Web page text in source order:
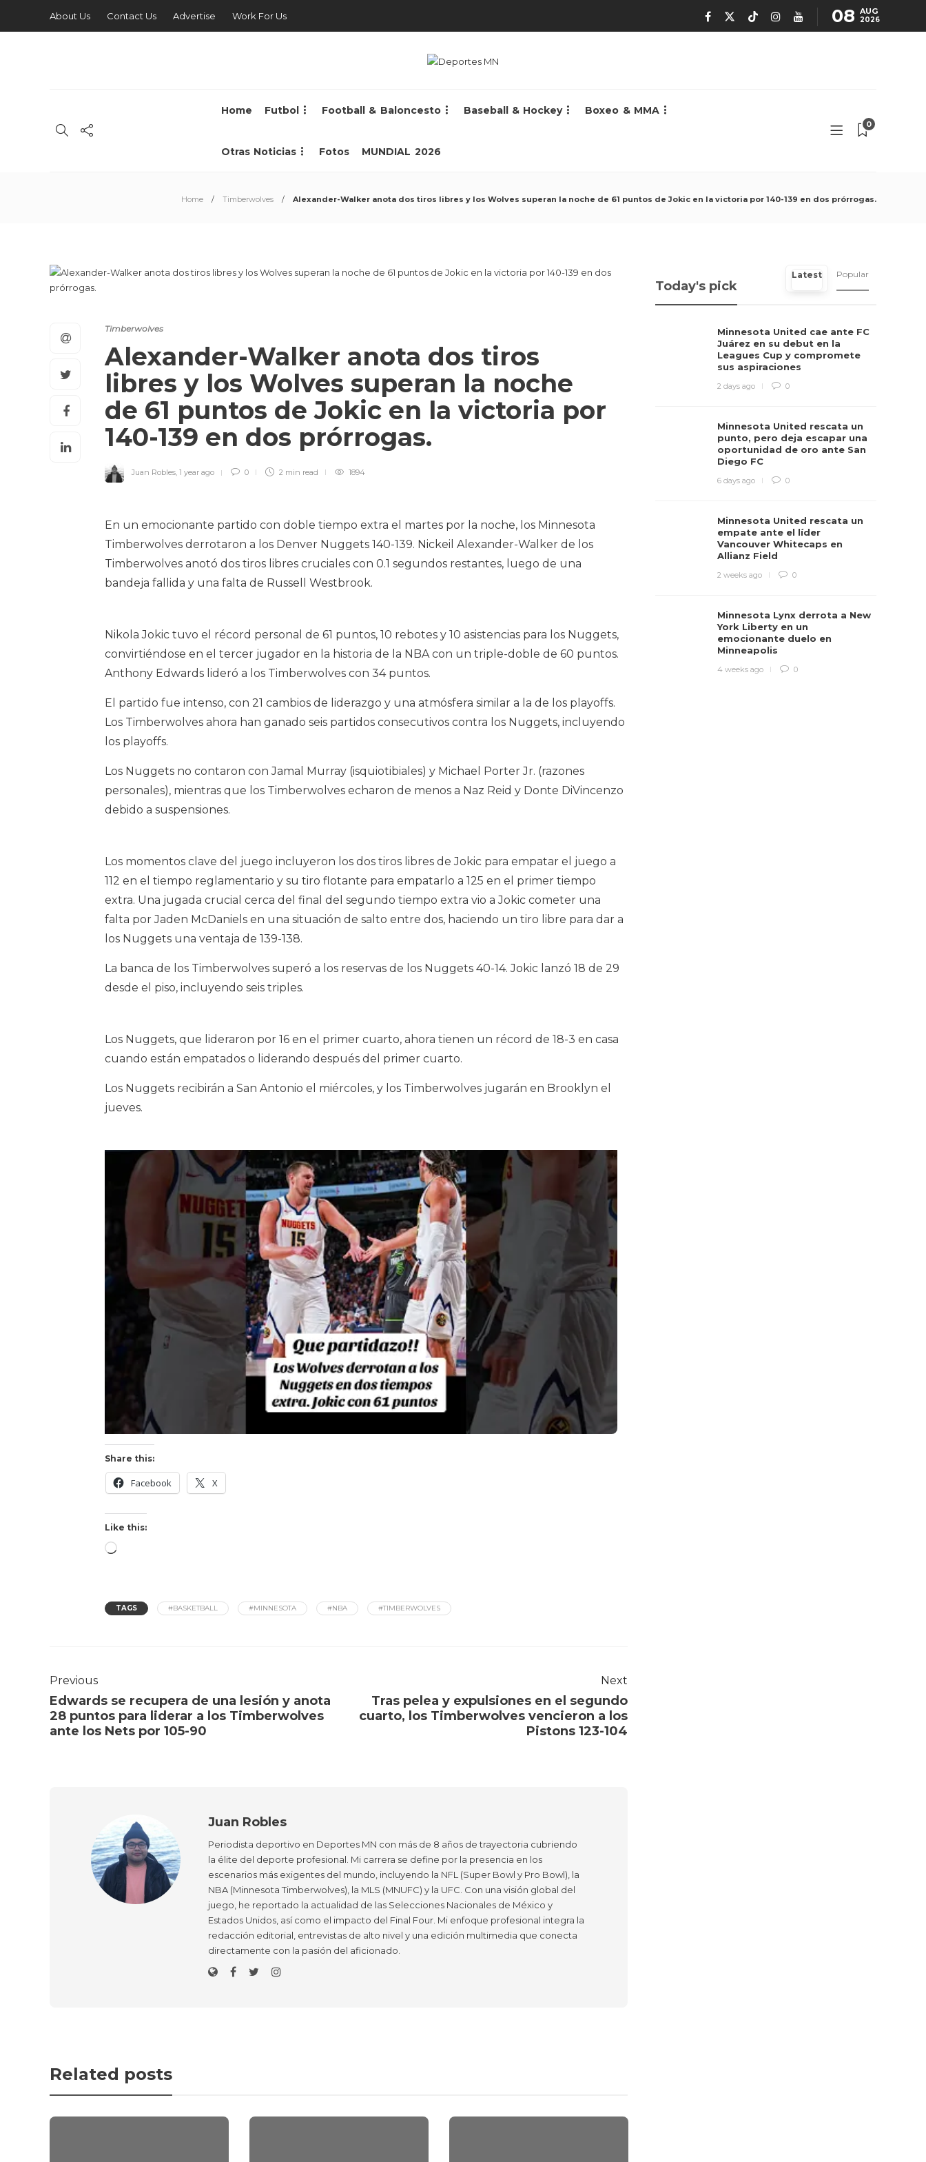
About Us Contact Us Advertise Work For Us 08 AUG
2026
Home Futbol Football & Baloncesto Baseball & Hockey Boxeo & MMA
Otras Noticias Fotos MUNDIAL 2026
0
Home Timberwolves Alexander-Walker anota dos tiros libres y los Wolves superan la noche de 61 puntos de Jokic en la victoria por 140-139 en dos prórrogas.
Timberwolves
Alexander-Walker anota dos tiros
libres y los Wolves superan la noche
de 61 puntos de Jokic en la victoria por
140-139 en dos prórrogas.
Juan Robles, 1 year ago 0 2 min read 1894
En un emocionante partido con doble tiempo extra el martes por la noche, los Minnesota
Timberwolves derrotaron a los Denver Nuggets 140-139. Nickeil Alexander-Walker de los
Timberwolves anotó dos tiros libres cruciales con 0.1 segundos restantes, luego de una
bandeja fallida y una falta de Russell Westbrook.
Nikola Jokic tuvo el récord personal de 61 puntos, 10 rebotes y 10 asistencias para los Nuggets,
convirtiéndose en el tercer jugador en la historia de la NBA con un triple-doble de 60 puntos.
Anthony Edwards lideró a los Timberwolves con 34 puntos.
El partido fue intenso, con 21 cambios de liderazgo y una atmósfera similar a la de los playoffs.
Los Timberwolves ahora han ganado seis partidos consecutivos contra los Nuggets, incluyendo
los playoffs.
Los Nuggets no contaron con Jamal Murray (isquiotibiales) y Michael Porter Jr. (razones
personales), mientras que los Timberwolves echaron de menos a Naz Reid y Donte DiVincenzo
debido a suspensiones.
Los momentos clave del juego incluyeron los dos tiros libres de Jokic para empatar el juego a
112 en el tiempo reglamentario y su tiro flotante para empatarlo a 125 en el primer tiempo
extra. Una jugada crucial cerca del final del segundo tiempo extra vio a Jokic cometer una
falta por Jaden McDaniels en una situación de salto entre dos, haciendo un tiro libre para dar a
los Nuggets una ventaja de 139-138.
La banca de los Timberwolves superó a los reservas de los Nuggets 40-14. Jokic lanzó 18 de 29
desde el piso, incluyendo seis triples.
Los Nuggets, que lideraron por 16 en el primer cuarto, ahora tienen un récord de 18-3 en casa
cuando están empatados o liderando después del primer cuarto.
Los Nuggets recibirán a San Antonio el miércoles, y los Timberwolves jugarán en Brooklyn el
jueves.
Share this:
Facebook X
Like this:
TAGS #BASKETBALL #MINNESOTA #NBA #TIMBERWOLVES
Previous
Edwards se recupera de una lesión y anota
28 puntos para liderar a los Timberwolves
ante los Nets por 105-90
Next
Tras pelea y expulsiones en el segundo
cuarto, los Timberwolves vencieron a los
Pistons 123-104
Juan Robles
Periodista deportivo en Deportes MN con más de 8 años de trayectoria cubriendo
la élite del deporte profesional. Mi carrera se define por la presencia en los
escenarios más exigentes del mundo, incluyendo la NFL (Super Bowl y Pro Bowl), la
NBA (Minnesota Timberwolves), la MLS (MNUFC) y la UFC. Con una visión global del
juego, he reportado la actualidad de las Selecciones Nacionales de México y
Estados Unidos, así como el impacto del Final Four. Mi enfoque profesional integra la
redacción editorial, entrevistas de alto nivel y una edición multimedia que conecta
directamente con la pasión del aficionado.
Related posts
Today's pick
Latest Popular
Minnesota United cae ante FC
Juárez en su debut en la
Leagues Cup y compromete
sus aspiraciones
2 days ago 0
Minnesota United rescata un
punto, pero deja escapar una
oportunidad de oro ante San
Diego FC
6 days ago 0
Minnesota United rescata un
empate ante el líder
Vancouver Whitecaps en
Allianz Field
2 weeks ago 0
Minnesota Lynx derrota a New
York Liberty en un
emocionante duelo en
Minneapolis
4 weeks ago 0